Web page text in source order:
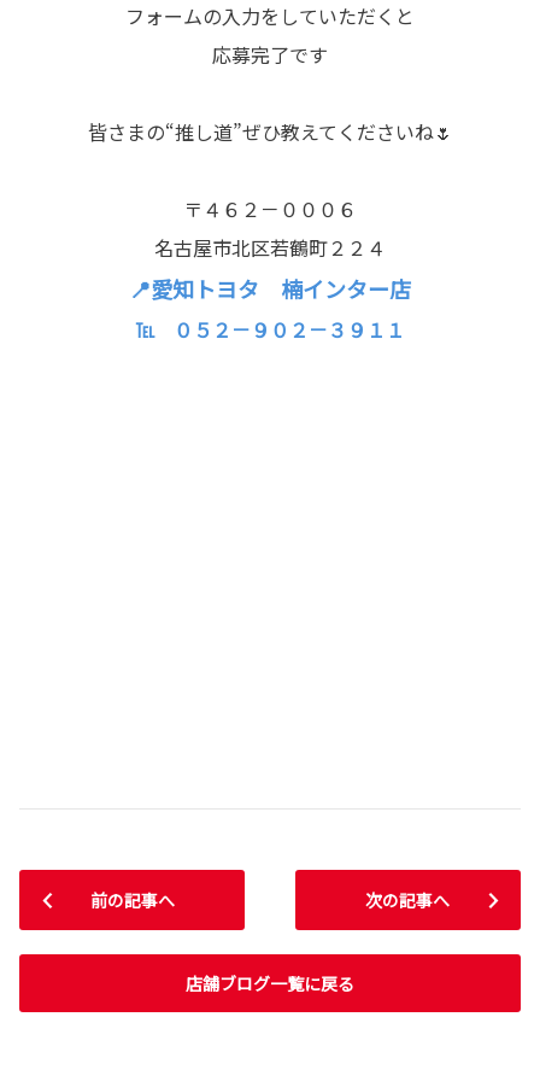
フォームの入力をしていただくと
応募完了です
皆さまの“推し道”ぜひ教えてくださいね🌷
〒４６２－０００６
名古屋市北区若鶴町２２４
📍愛知トヨタ 楠インター店
℡ ０５２－９０２－３９１１
前の記事へ
店舗ブログ一覧に戻る
次の記事へ